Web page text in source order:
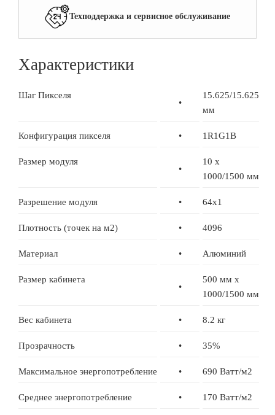
Техподдержка и сервисное обслуживание
Характеристики
Шаг Пикселя
•
15.625/15.625
мм
Конфигурация пикселя • 1R1G1B
Размер модуля
•
10 x
1000/1500 мм
Разрешение модуля • 64x1
Плотность (точек на м2) • 4096
Материал • Алюминий
Размер кабинета
•
500 мм x
1000/1500 мм
Вес кабинета • 8.2 кг
Прозрачность • 35%
Максимальное энергопотребление • 690 Ватт/м2
Среднее энергопотребление • 170 Ватт/м2